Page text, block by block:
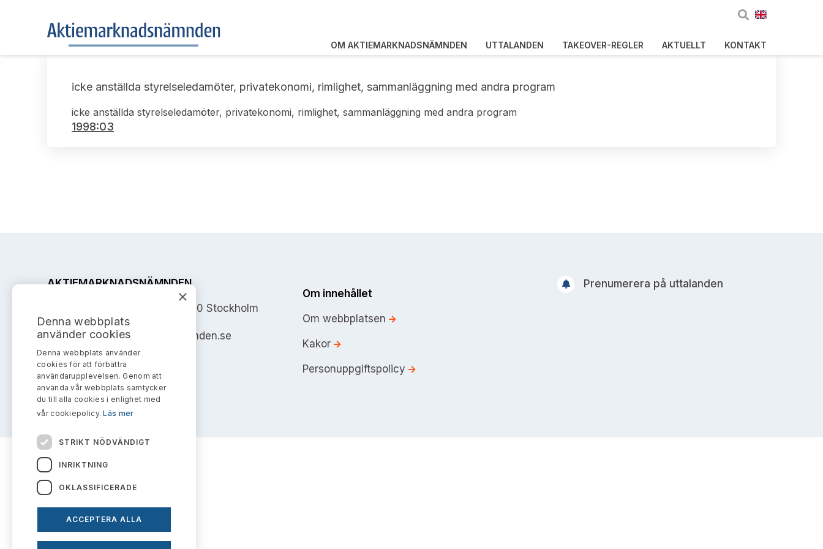
OM AKTIEMARKNADSNÄMNDEN UTTALANDEN TAKEOVER-REGLER AKTUELLT KONTAKT
icke anställda styrelseledamöter, privatekonomi, rimlighet, sammanläggning med andra program
icke anställda styrelseledamöter, privatekonomi, rimlighet, sammanläggning med andra program
1998:03
AKTIEMARKNADSNÄMNDEN
Address: Box 7354, 103 90 Stockholm
info@aktiemarknadsnamnden.se
Om innehållet
Om webbplatsen
Kakor
Personuppgiftspolicy
Prenumerera på uttalanden
×
Denna webbplats
använder cookies
Denna webbplats använder
cookies för att förbättra
användarupplevelsen. Genom att
använda vår webbplats samtycker
du till alla cookies i enlighet med
vår cookiepolicy.Läs mer
STRIKT NÖDVÄNDIGT
INRIKTNING
OKLASSIFICERADE
ACCEPTERA ALLA